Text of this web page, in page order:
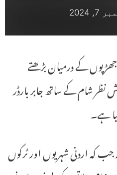
2024
کے درمیان بڑھتے
شام کے ساتھ جابر بارڈر
ہے۔
جب کہ اردنی شہریوں اور ٹرکوں